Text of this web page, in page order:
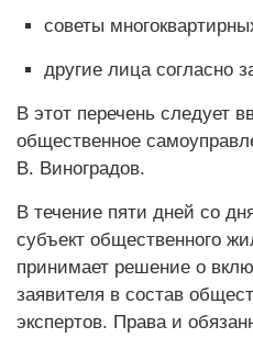
советы
другие лица согласно
В этот перечень следует
общественное
В. Виноградов.
В течение пяти дней со
субъект общественного
принимает решение о
заявителя в состав
экспертов. Права и